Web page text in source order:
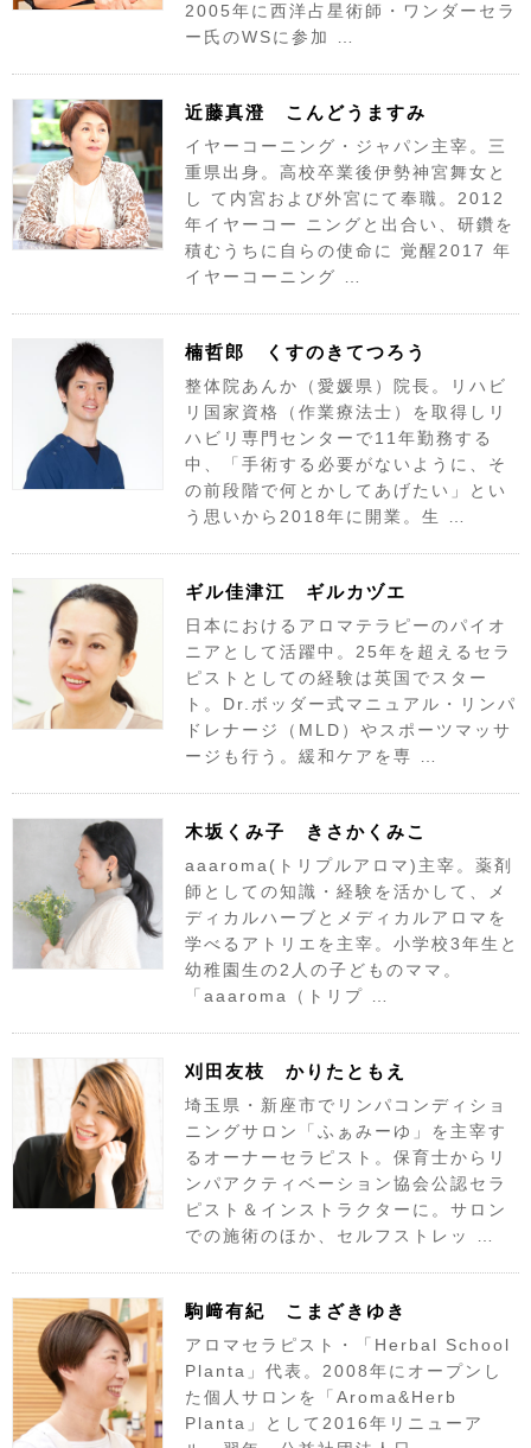
2005年に西洋占星術師・ワンダーセラ
ー氏のWSに参加 …
近藤真澄 こんどうますみ
イヤーコーニング・ジャパン主宰。三
重県出身。高校卒業後伊勢神宮舞女と
し て内宮および外宮にて奉職。2012
年イヤーコー ニングと出合い、研鑽を
積むうちに自らの使命に 覚醒2017 年
イヤーコーニング …
楠哲郎 くすのきてつろう
整体院あんか（愛媛県）院長。リハビ
リ国家資格（作業療法士）を取得しリ
ハビリ専門センターで11年勤務する
中、「手術する必要がないように、そ
の前段階で何とかしてあげたい」とい
う思いから2018年に開業。生 …
ギル佳津江 ギルカヅエ
日本におけるアロマテラピーのパイオ
ニアとして活躍中。25年を超えるセラ
ピストとしての経験は英国でスター
ト。Dr.ボッダー式マニュアル・リンパ
ドレナージ（MLD）やスポーツマッサ
ージも行う。緩和ケアを専 …
木坂くみ子 きさかくみこ
aaaroma(トリプルアロマ)主宰。薬剤
師としての知識・経験を活かして、メ
ディカルハーブとメディカルアロマを
学べるアトリエを主宰。小学校3年生と
幼稚園生の2人の子どものママ。
「aaaroma（トリプ …
刈田友枝 かりたともえ
埼玉県・新座市でリンパコンディショ
ニングサロン「ふぁみーゆ」を主宰す
るオーナーセラピスト。保育士からリ
ンパアクティベーション協会公認セラ
ピスト＆インストラクターに。サロン
での施術のほか、セルフストレッ …
駒﨑有紀 こまざきゆき
アロマセラピスト・「Herbal School
Planta」代表。2008年にオープンし
た個人サロンを「Aroma&Herb
Planta」として2016年リニューア